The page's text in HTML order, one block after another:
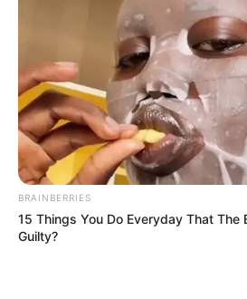
ALCALDÍA DE CARTAGENA
FEMINICIDIO
BRAINBERRIES
15 Things You Do Everyday That The
Guilty?